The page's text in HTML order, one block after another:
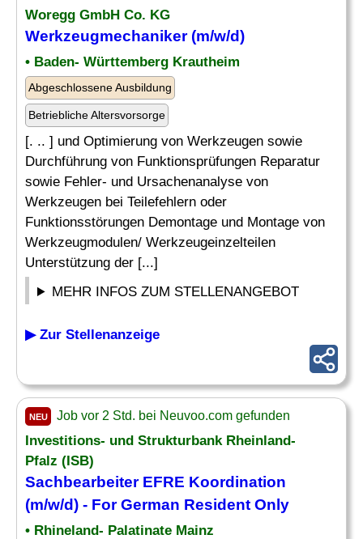
Woregg GmbH Co. KG
Werkzeugmechaniker (m/w/d)
• Baden- Württemberg Krautheim
Abgeschlossene Ausbildung
Betriebliche Altersvorsorge
[. .. ] und Optimierung von Werkzeugen sowie
Durchführung von Funktionsprüfungen Reparatur
sowie Fehler- und Ursachenanalyse von
Werkzeugen bei Teilefehlern oder
Funktionsstörungen Demontage und Montage von
Werkzeugmodulen/ Werkzeugeinzelteilen
Unterstützung der [...]
MEHR INFOS ZUM STELLENANGEBOT
▶ Zur Stellenanzeige
NEU Job vor 2 Std. bei Neuvoo.com gefunden
Investitions- und Strukturbank Rheinland-
Pfalz (ISB)
Sachbearbeiter EFRE Koordination
(m/w/d) - For German Resident Only
• Rhineland- Palatinate Mainz